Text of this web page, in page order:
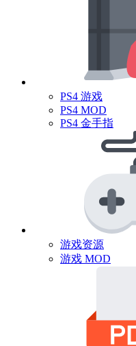
PS4 游戏
PS4 MOD
PS4 金手指
游戏资源
游戏 MOD